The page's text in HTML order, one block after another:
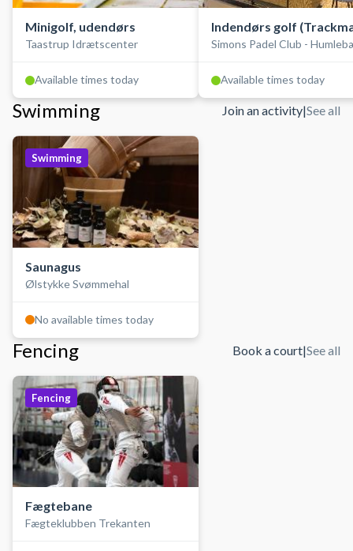
Minigolf, udendørs
Taastrup Idrætscenter
Available times today
Indendørs golf
golfsimulator)
Simons Padel Club -
Available times today
Swimming Join an activity|See all
Swimming
Saunagus
Ølstykke Svømmehal
No available times today
Fencing Book a court|See all
Fencing
Fægtebane
Fægteklubben Trekanten